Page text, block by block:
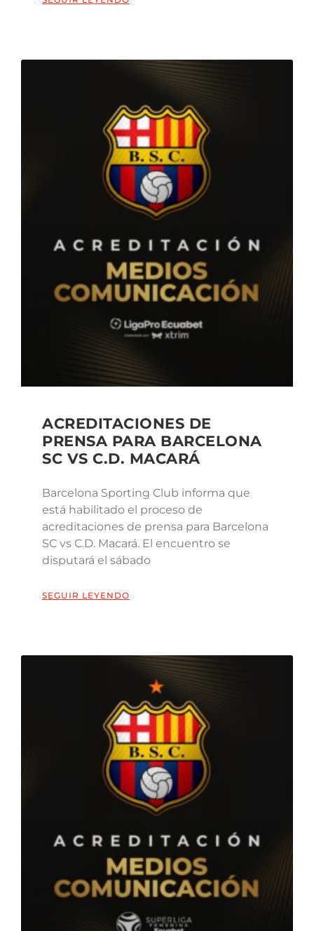
ACREDITACIONES DE
PRENSA PARA BARCELONA
SC VS C.D. MACARÁ
Barcelona Sporting Club informa que
está habilitado el proceso de
acreditaciones de prensa para Barcelona
SC vs C.D. Macará. El encuentro se
disputará el sábado
SEGUIR LEYENDO